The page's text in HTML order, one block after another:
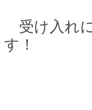
受け入れ
す！